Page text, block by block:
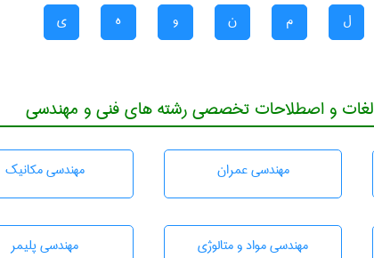
ل م ن و ه ی
لغات و اصطلاحات تخصصی رشته های فنی و مهندسی
مهندسی عمران مهندسی مکانیک
مهندسی مواد و متالوژی مهندسی پليمر